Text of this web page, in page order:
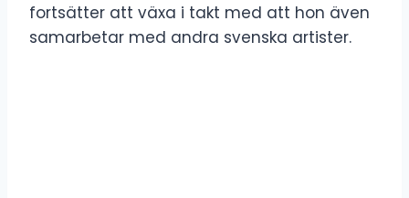
fortsätter att växa i takt med att hon även
samarbetar med andra svenska artister.